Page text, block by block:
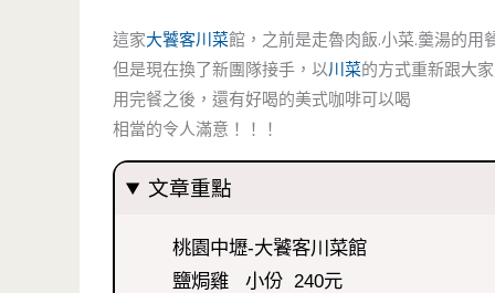
這家大饕客川菜館，之前是走魯肉飯.小菜.羹湯的用
但是現在換了新團隊接手，以川菜的方式重新跟大
用完餐之後，還有好喝的美式咖啡可以喝
相當的令人滿意！！！
文章重點
桃園中壢-大饕客川菜館
鹽焗雞 小份 240元